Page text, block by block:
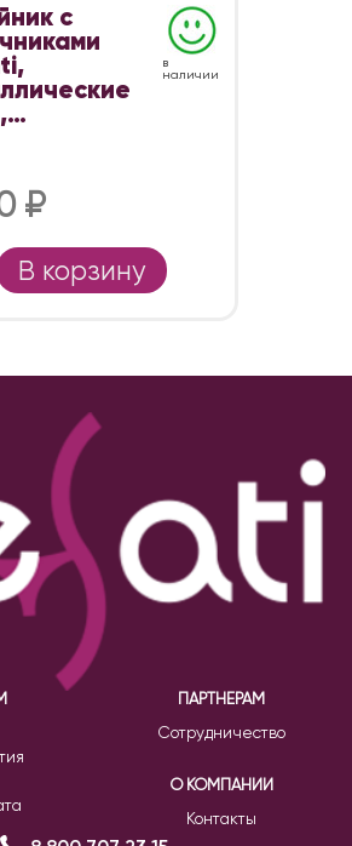
с
в
наличии
₽
В корзину
ПАРТНЕРАМ
Сотрудничество
О КОМПАНИИ
Контакты